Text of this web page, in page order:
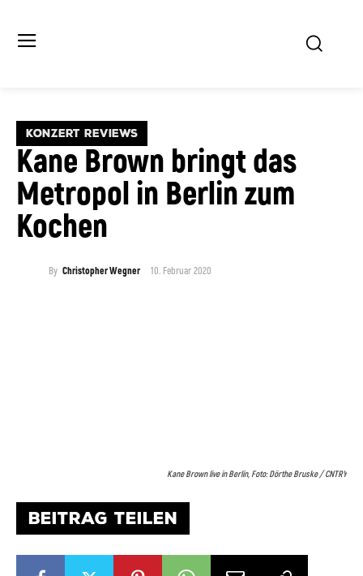
KONZERT REVIEWS
Kane Brown bringt das
Metropol in Berlin zum
Kochen
By Christopher Wegner 10. Februar 2020
Kane Brown live in Berlin, Foto: Dörthe Bruske / CNTRY
BEITRAG TEILEN